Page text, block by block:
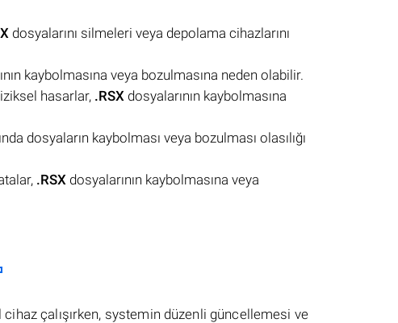
dosyalarını silmeleri veya depolama cihazlarını
kaybolmasına veya bozulmasına neden olabilir.
hasarlar, .RSX dosyalarının kaybolmasına
dosyaların kaybolması veya bozulması olasılığı
.RSX dosyalarının kaybolmasına veya
çalışırken, systemin düzenli güncellemesi ve